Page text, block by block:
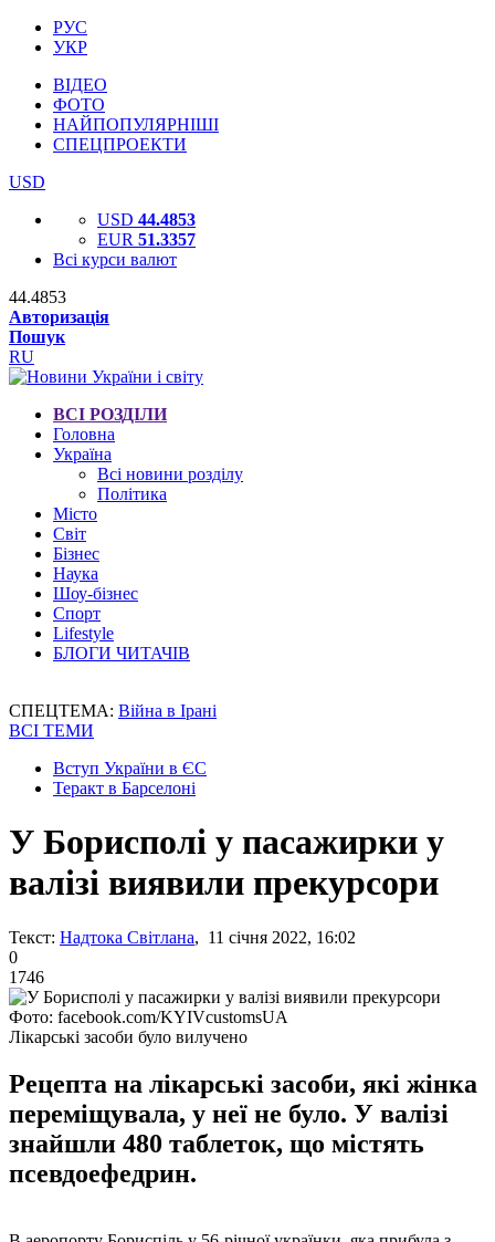
РУС
УКР
ВІДЕО
ФОТО
НАЙПОПУЛЯРНІШІ
СПЕЦПРОЕКТИ
USD
USD 44.4853
EUR 51.3357
Всі курси валют
44.4853
Авторизація
Пошук
RU
ВСІ РОЗДІЛИ
Головна
Україна
Всі новини розділу
Політика
Місто
Світ
Бізнес
Наука
Шоу-бізнес
Спорт
Lifestyle
БЛОГИ ЧИТАЧІВ
СПЕЦТЕМА: Війна в Ірані
ВСІ ТЕМИ
Вступ України в ЄС
Теракт в Барселоні
У Борисполі у пасажирки у
валізі виявили прекурсори
Текст: Надтока Світлана, 11 січня 2022, 16:02
0
1746
Фото: facebook.com/KYIVcustomsUA
Лікарські засоби було вилучено
Рецепта на лікарські засоби, які жінка
переміщувала, у неї не було. У валізі
знайшли 480 таблеток, що містять
псевдоефедрин.